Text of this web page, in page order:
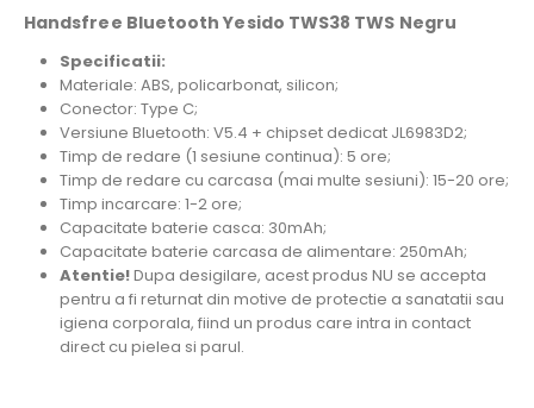
Handsfree Bluetooth Yesido TWS38 TWS Negru
Specificatii:
Materiale: ABS, policarbonat, silicon;
Conector: Type C;
Versiune Bluetooth: V5.4 + chipset dedicat JL6983D2;
Timp de redare (1 sesiune continua): 5 ore;
Timp de redare cu carcasa (mai multe sesiuni): 15-20 ore;
Timp incarcare: 1-2 ore;
Capacitate baterie casca: 30mAh;
Capacitate baterie carcasa de alimentare: 250mAh;
Atentie!Dupa desigilare, acest produs NU se accepta
pentru a fi returnat din motive de protectie a sanatatii sau
igiena corporala, fiind un produs care intra in contact
direct cu pielea si parul.